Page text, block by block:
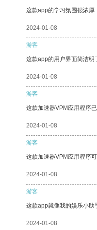
这款app的学习氛围很浓厚
2024-01-08
游客
这款app的用户界面简洁明
2024-01-08
游客
这款加速器VPM应用程序
2024-01-08
游客
这款加速器VPM应用程序
2024-01-08
游客
这款app就像我的娱乐小助
2024-01-08